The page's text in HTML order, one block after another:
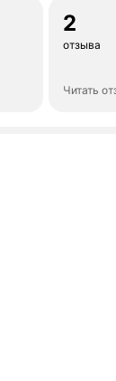
2
отзыва
Читать